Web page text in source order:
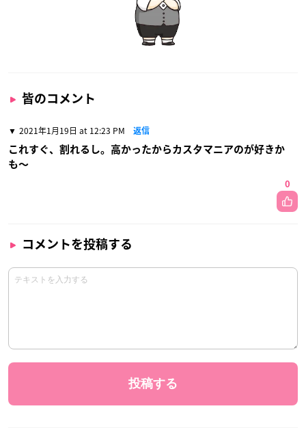
皆のコメント
2021年1月19日 at 12:23 PM 返信
これすぐ、割れるし。高かったからカスタマニアのが好きか
も〜
0
コメントを投稿する